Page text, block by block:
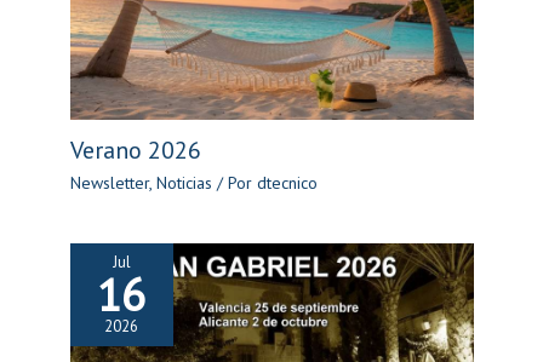
Verano 2026
Newsletter, Noticias / Por dtecnico
Jul
16
2026